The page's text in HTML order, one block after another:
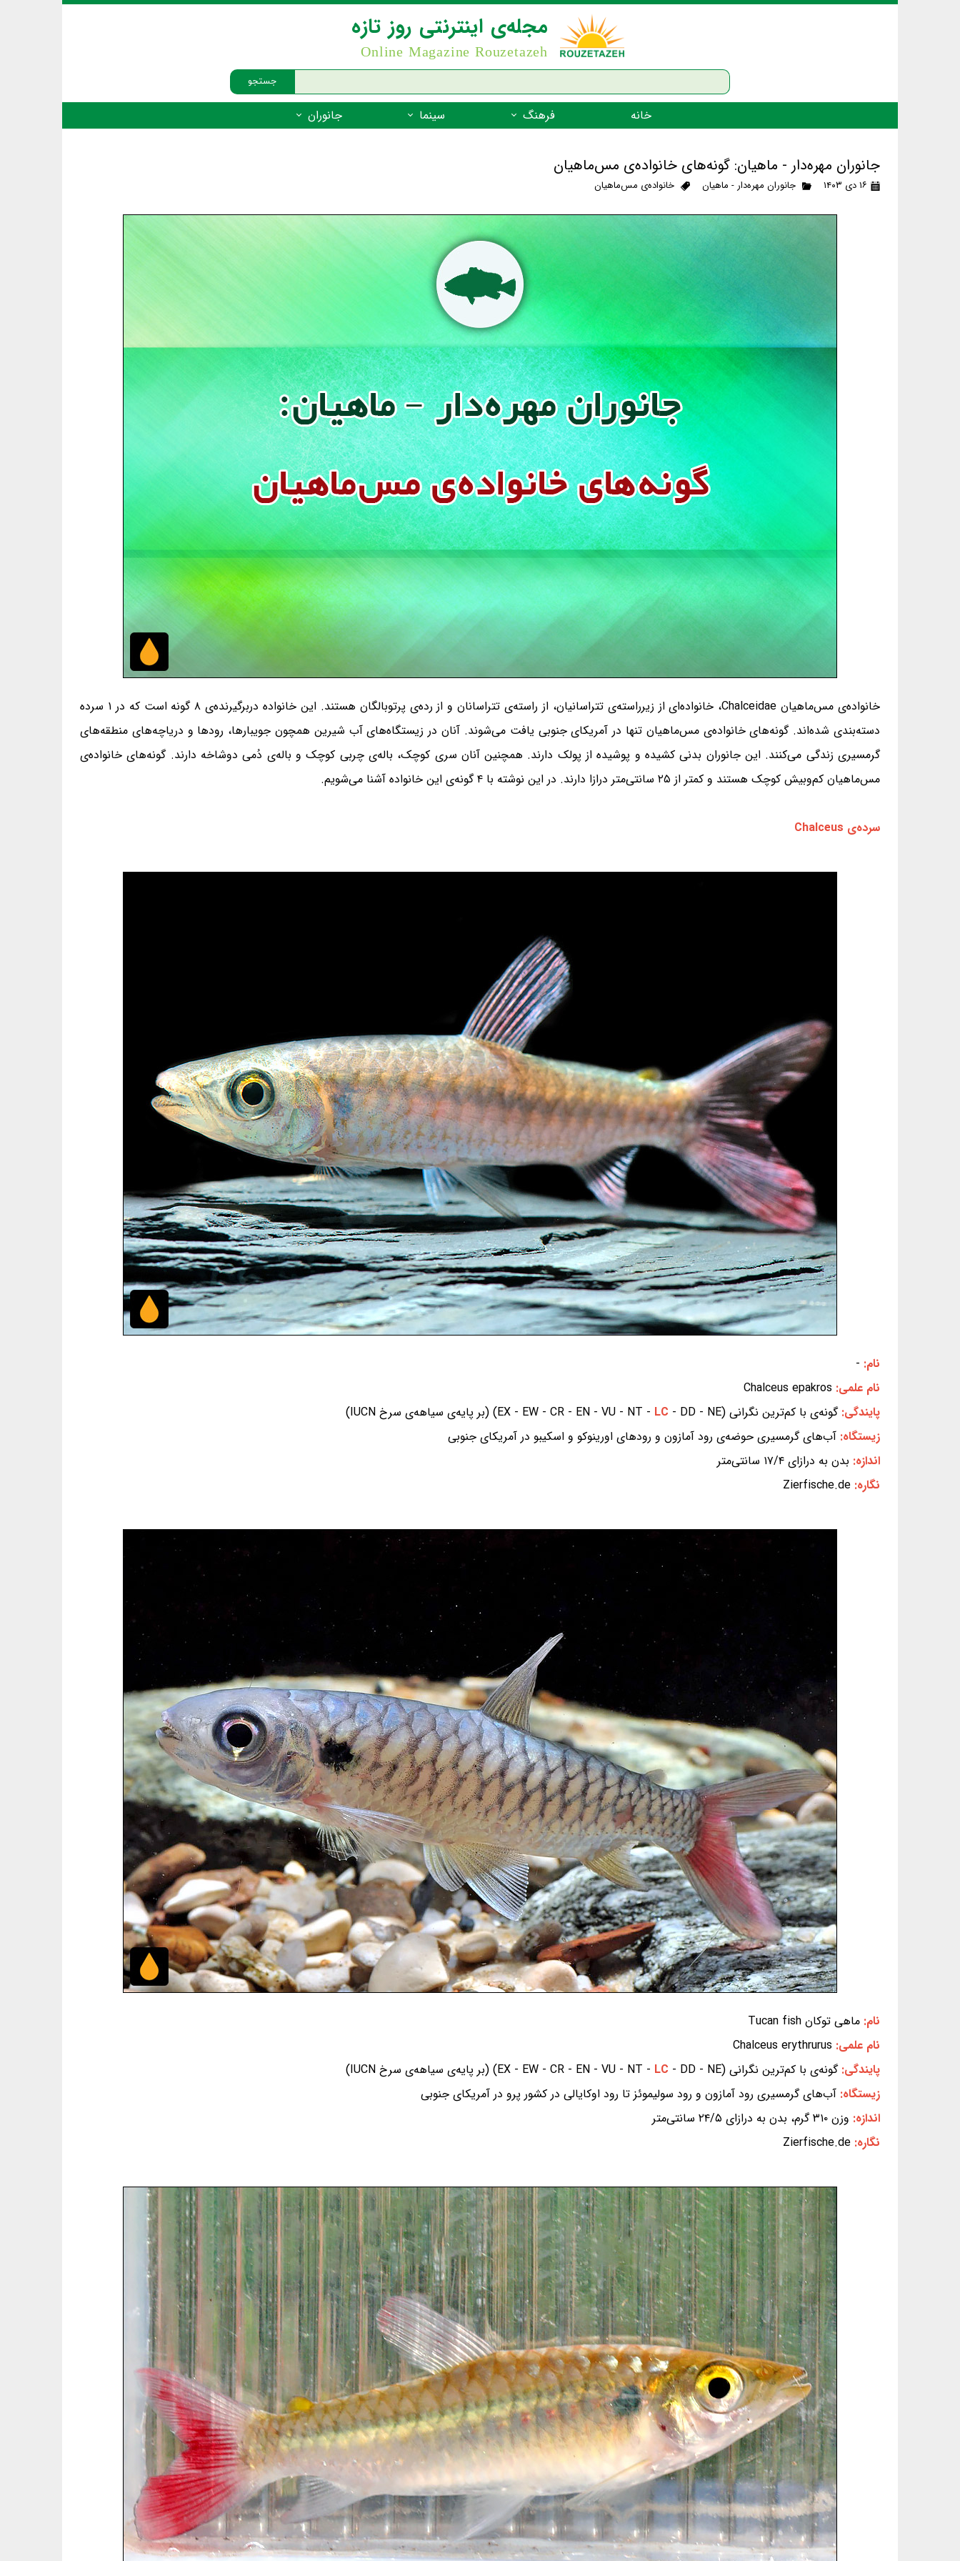
جستجو
مجله‌ی اینترنتی روز تازه
Online Magazine Rouzetazeh
خانه فرهنگ
شعر فارسی
زندگینامه‌ی بزرگان
گفتاورد
سینما جانوران
جانوران مهره‌دار - دوزیستان
جانوران مهره‌دار - ماهیان: گونه‌های خانواده‌ی مس‌ماهیان
۱۶ دی ۱۴۰۳ جانوران مهره‌دار - ماهیان خانواده‌ی مس‌ماهیان
خانواده‌ی مس‌ماهیان Chalceidae، خانواده‌ای از زیرراسته‌ی تتراسانیان، از راسته‌ی تتراسانان و از رده‌ی پرتوبالگان هستند. این خانواده دربرگیرنده‌ی ۸ گونه است که در ۱ سرده
دسته‌بندی شده‌اند. گونه‌های خانواده‌ی مس‌ماهیان تنها در آمریکای جنوبی یافت می‌شوند. آنان در زیستگاه‌های آب شیرین همچون جویبارها، رودها و دریاچه‌های منطقه‌های
گرمسیری زندگی می‌کنند. این جانوران بدنی کشیده و پوشیده از پولک دارند. همچنین آنان سری کوچک، باله‌ی چربی کوچک و باله‌ی دُمی دوشاخه دارند. گونه‌های خانواده‌ی
مس‌ماهیان کم‌وبیش کوچک هستند و کمتر از ۲۵ سانتی‌متر درازا دارند. در این نوشته با ۴ گونه‌ی این خانواده آشنا می‌شویم.
سرده‌ی Chalceus
نام: -
نام علمی: Chalceus epakros
پایندگی:گونه‌ی با کم‌ترین نگرانی (EX - EW - CR - EN - VU - NT - LC - DD - NE) (بر پایه‌ی سیاهه‌ی سرخ IUCN)
زیستگاه: آب‌های گرمسیری حوضه‌ی رود آمازون و رودهای اورینوکو و اسکیبو در آمریکای جنوبی
اندازه: بدن به درازای ۱۷/۴ سانتی‌متر
نگاره: Zierfische.de
نام: ماهی توکان Tucan fish
نام علمی: Chalceus erythrurus
پایندگی:گونه‌ی با کم‌ترین نگرانی (EX - EW - CR - EN - VU - NT - LC - DD - NE) (بر پایه‌ی سیاهه‌ی سرخ IUCN)
زیستگاه: آب‌های گرمسیری رود آمازون و رود سولیموئز تا رود اوکایالی در کشور پرو در آمریکای جنوبی
اندازه: وزن ۳۱۰ گرم، بدن به درازای ۲۴/۵ سانتی‌متر
نگاره: Zierfische.de